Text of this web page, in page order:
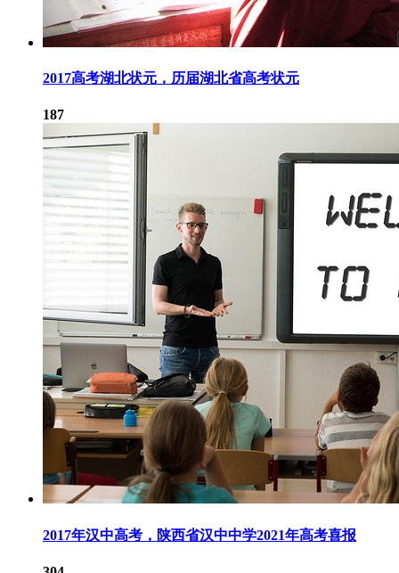
2017高考湖北状元，历届湖北省高考状元
187
2017年汉中高考，陕西省汉中中学2021年高考喜报